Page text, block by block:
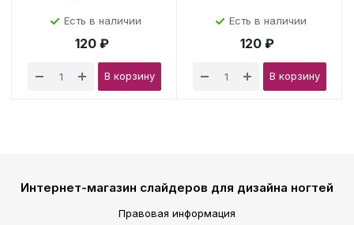
Есть в наличии
120 ₽
В корзину
Есть в наличии
120 ₽
В корзину
Интернет-магазин слайдеров для дизайна ногтей
Правовая информация